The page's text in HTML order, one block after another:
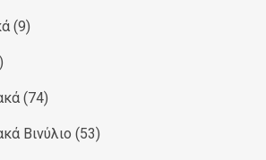
(9)
(74)
Βινύλιο (53)